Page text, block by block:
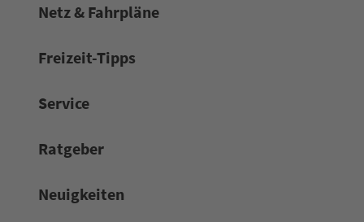
Netz & Fahrpläne
Frei­zeit-Tipps
Service
Rat­ge­ber
Neuigkeiten